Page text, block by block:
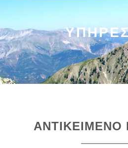
ΑΝΤΙΚΕΙΜΕΝΟ